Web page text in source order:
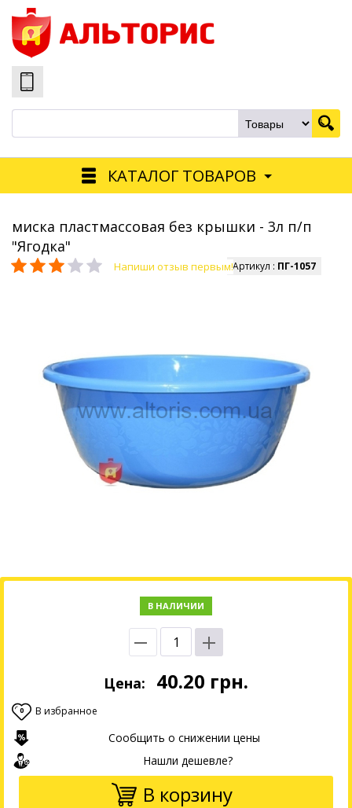
КАТАЛОГ ТОВАРОВ
миска пластмассовая без крышки - 3л п/п
"Ягодка"
Напиши отзыв первым!Артикул : ПГ-1057
В НАЛИЧИИ
Цена: 40.20 грн.
0 В избранное
Сообщить о снижении цены
Нашли дешевле?
В корзину